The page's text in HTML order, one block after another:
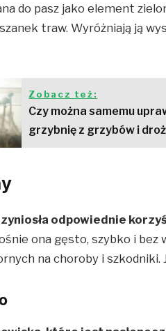
do pasz jako element
traw. Wyróżniają ją
Zobacz też:
Czy można samemu
grzybnię z grzybów i
odpowiednie
ona gęsto, szybko i bez
na choroby i